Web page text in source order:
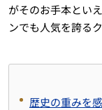
がそのお手本とい
ンでも人気を誇る
歴史の重みを